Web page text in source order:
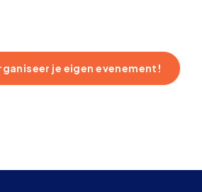
je eigen evenement!